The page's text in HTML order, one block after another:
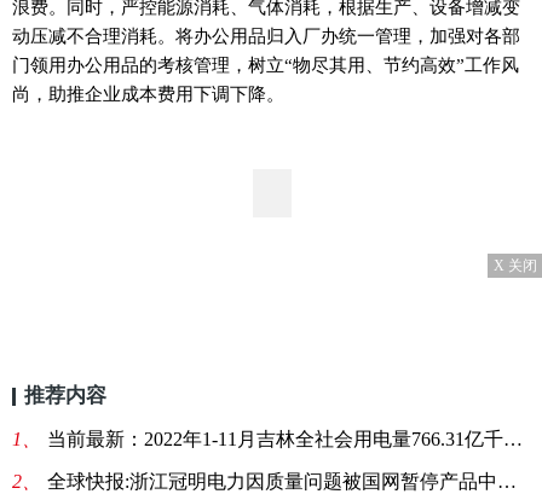
浪费。同时，严控能源消耗、气体消耗，根据生产、设备增减变
动压减不合理消耗。将办公用品归入厂办统一管理，加强对各部
门领用办公用品的考核管理，树立“物尽其用、节约高效”工作风
尚，助推企业成本费用下调下降。
X 关闭
推荐内容
1、 当前最新：2022年1-11月吉林全社会用电量766.31亿千瓦时 同比增1.2%
2、 全球快报:浙江冠明电力因质量问题被国网暂停产品中标资格6个月